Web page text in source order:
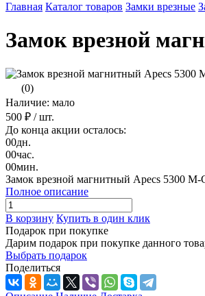
Главная Каталог товаров Замки врезные
Замок врезной
(0)
Наличие: мало
500 ₽ / шт.
До конца акции осталось:
00дн.
00час.
00мин.
Замок врезной магнитный Apecs 5300 M-
Полное описание
В корзину Купить в один клик
Подарок при покупке
Дарим подарок при покупке данного
Выбрать подарок
Поделиться